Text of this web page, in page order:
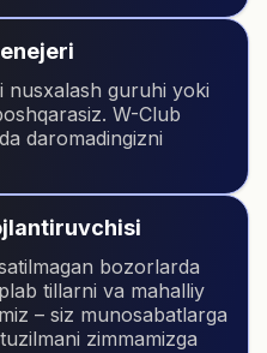
nusxalash guruhi yoki
W-Club
daromadingizni
bozorlarda
tillarni va mahalliy
– siz munosabatlarga
zimmamizga